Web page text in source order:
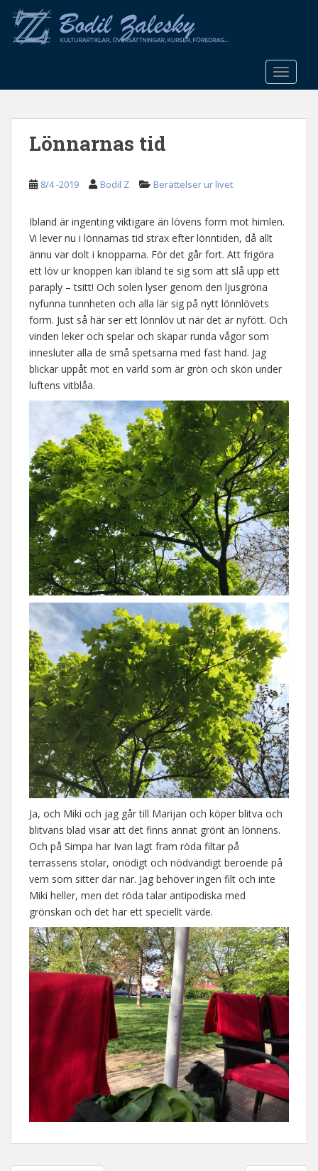
o
Lönnarnas tid
8/4 -2019 Bodil Z Berättelser ur livet
Ibland är ingenting viktigare än lövens form mot himlen.
Vi lever nu i lönnarnas tid strax efter lönntiden, då allt
ännu var dolt i knopparna. För det går fort. Att frigöra
ett löv ur knoppen kan ibland te sig som att slå upp ett
paraply – tsitt! Och solen lyser genom den ljusgröna
nyfunna tunnheten och alla lär sig på nytt lönnlövets
form. Just så här ser ett lönnlöv ut när det är nyfött. Och
vinden leker och spelar och skapar runda vågor som
innesluter alla de små spetsarna med fast hand. Jag
blickar uppåt mot en värld som är grön och skön under
luftens vitblåa.
Ja, och Miki och jag går till Marijan och köper blitva och
blitvans blad visar att det finns annat grönt än lönnens.
Och på Simpa har Ivan lagt fram röda filtar på
terrassens stolar, onödigt och nödvändigt beroende på
vem som sitter där när. Jag behöver ingen filt och inte
Miki heller, men det röda talar antipodiska med
grönskan och det har ett speciellt värde.